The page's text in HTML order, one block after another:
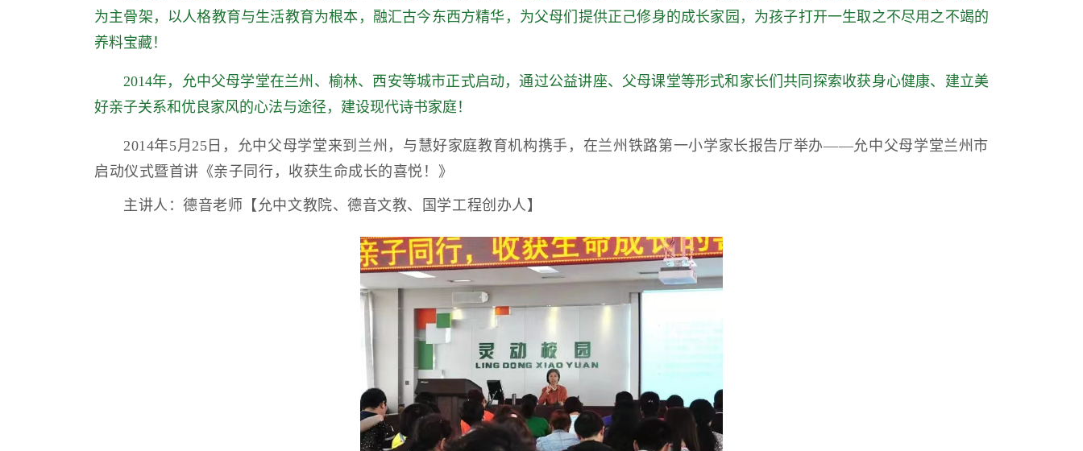
为主骨架，以人格教育与生活教育为根本，融汇古今东西方精华，为父母们提供正己修身的成长家园，为孩子打开一生取之不尽用之不竭的
养料宝藏！
2014年，允中父母学堂在兰州、榆林、西安等城市正式启动，通过公益讲座、父母课堂等形式和家长们共同探索收获身心健康、建立美
好亲子关系和优良家风的心法与途径，建设现代诗书家庭！
2014年5月25日，允中父母学堂来到兰州，与慧好家庭教育机构携手，在兰州铁路第一小学家长报告厅举办——允中父母学堂兰州市
启动仪式暨首讲《亲子同行，收获生命成长的喜悦！》
主讲人：德音老师【允中文教院、德音文教、国学工程创办人】